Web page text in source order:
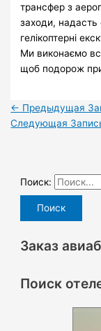
трансфер з
заходи, надасть
гелікоптерні
Ми виконаємо
щоб подорож
← Предыдущая
Следующая
Поиск:
Заказ
Поиск